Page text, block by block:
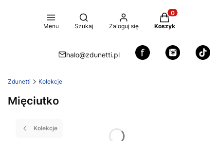
Menu
Otwórz wyszukiwarkę
Szukaj Zaloguj się
Produkty w
Koszyk
halo@zdunetti.pl
Zdunetti Kolekcje
Mięciutko
Kolekcje